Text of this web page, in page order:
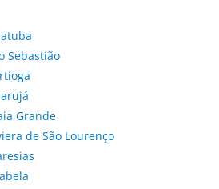
Sebastião
Grande
de São Lourenço